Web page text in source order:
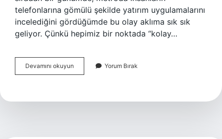
telefonlarına gömülü şekilde yatırım uygulamalarını
incelediğini gördüğümde bu olay aklıma sık sık
geliyor. Çünkü hepimiz bir noktada “kolay…
Devamını okuyun Büyükçekmece
başsavcısı
Yorum Bırak